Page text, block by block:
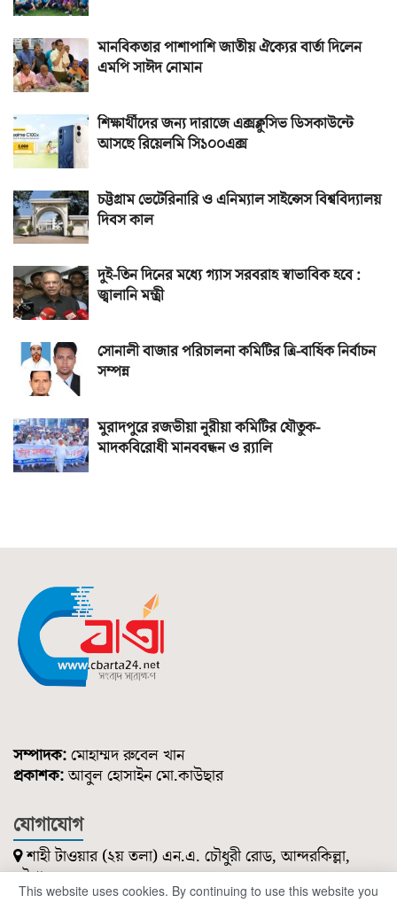
মানবিকতার পাশাপাশি জাতীয় ঐক্যের বার্তা দিলেন
এমপি সাঈদ নোমান
শিক্ষার্থীদের জন্য দারাজে এক্সক্লুসিভ ডিসকাউন্টে
আসছে রিয়েলমি সি১০০এক্স
চট্টগ্রাম ভেটেরিনারি ও এনিম্যাল সাইন্সেস বিশ্ববিদ্যালয়
দিবস কাল
দুই-তিন দিনের মধ্যে গ্যাস সরবরাহ স্বাভাবিক হবে :
জ্বালানি মন্ত্রী
সোনালী বাজার পরিচালনা কমিটির ত্রি-বার্ষিক নির্বাচন
সম্পন্ন
মুরাদপুরে রজভীয়া নূরীয়া কমিটির যৌতুক-
মাদকবিরোধী মানববন্ধন ও র‌্যালি
সম্পাদক: মোহাম্মদ রুবেল খান
প্রকাশক:আবুল হোসাইন মো.কাউছার
যোগাযোগ
শাহী টাওয়ার (২য় তলা) এন.এ. চৌধুরী রোড, আন্দরকিল্লা,
চট্টগ্রাম।
০১৮৫১ ২১৪ ৭৪৭
This website uses cookies. By continuing to use this website you